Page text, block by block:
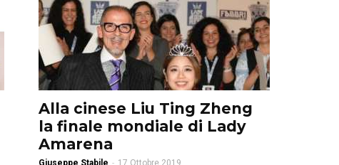
Alla cinese Liu Ting Zheng
la finale mondiale di Lady
Amarena
Giuseppe Stabile - 17 Ottobre 2019